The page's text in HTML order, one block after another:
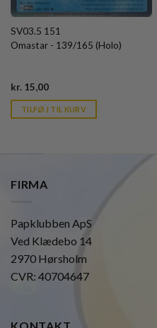
SV03.5 151
Omastar - 139/165 (Holo)
kr. 15,00Current
is:
kr. 39,95.
TILFØJ TIL KURV
FIRMA
Papklubben ApS
Ved Klædebo 14
2970 Hørsholm
CVR: 40704647